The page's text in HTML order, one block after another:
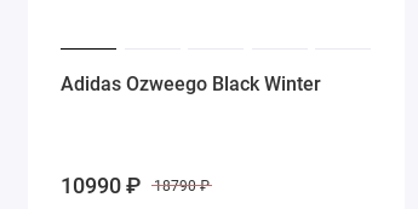
Adidas Ozweego Black Winter
10990 ₽ 18790 ₽